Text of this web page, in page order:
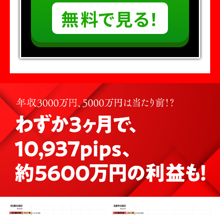
無料で見る！